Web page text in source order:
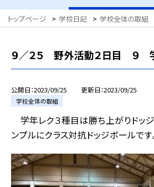
トップページ > 学校日記 > 学校全体の取組
９／２５ 野外活動２日目 ９
公開日 2023/09/25 更新日 2023/09/25
学校全体の取組
学年レク３種目は勝ち上がりドッ
ンプルにクラス対抗ドッジボールです